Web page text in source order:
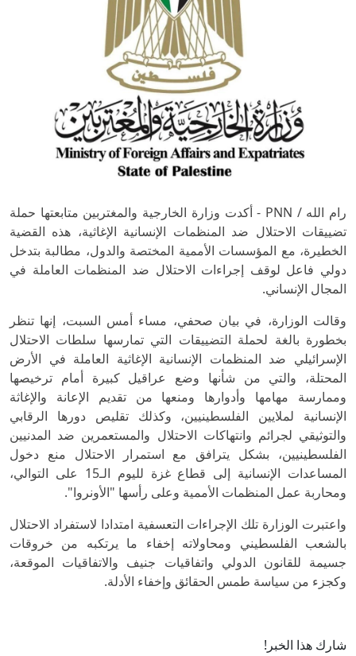
رام الله / PNN - أكدت وزارة الخارجية والمغتربين متابعتها حملة
تضييقات الاحتلال ضد المنظمات الإنسانية الإغاثية، هذه القضية
الخطيرة، مع المؤسسات الأممية المختصة والدول، مطالبة بتدخل
دولي فاعل لوقف إجراءات الاحتلال ضد المنظمات العاملة في
المجال الإنساني.
وقالت الوزارة، في بيان صحفي، مساء أمس السبت، إنها تنظر
بخطورة بالغة لحملة التضييقات التي تمارسها سلطات الاحتلال
الإسرائيلي ضد المنظمات الإنسانية الإغاثية العاملة في الأرض
المحتلة، والتي من شأنها وضع عراقيل كبيرة أمام ترخيصها
وممارسة مهامها وأدوارها ومنعها من تقديم الإعانة والإغاثة
الإنسانية لملايين الفلسطينيين، وكذلك تقليص دورها الرقابي
والتوثيقي لجرائم وانتهاكات الاحتلال والمستعمرين ضد المدنيين
الفلسطينيين، بشكل يترافق مع استمرار الاحتلال منع دخول
المساعدات الإنسانية إلى قطاع غزة لليوم الـ15 على التوالي،
ومحاربة عمل المنظمات الأممية وعلى رأسها "الأونروا".
واعتبرت الوزارة تلك الإجراءات التعسفية امتدادا لاستفراد الاحتلال
بالشعب الفلسطيني ومحاولاته إخفاء ما يرتكبه من خروقات
جسيمة للقانون الدولي واتفاقيات جنيف والاتفاقيات الموقعة،
وكجزء من سياسة طمس الحقائق وإخفاء الأدلة.
شارك هذا الخبر!